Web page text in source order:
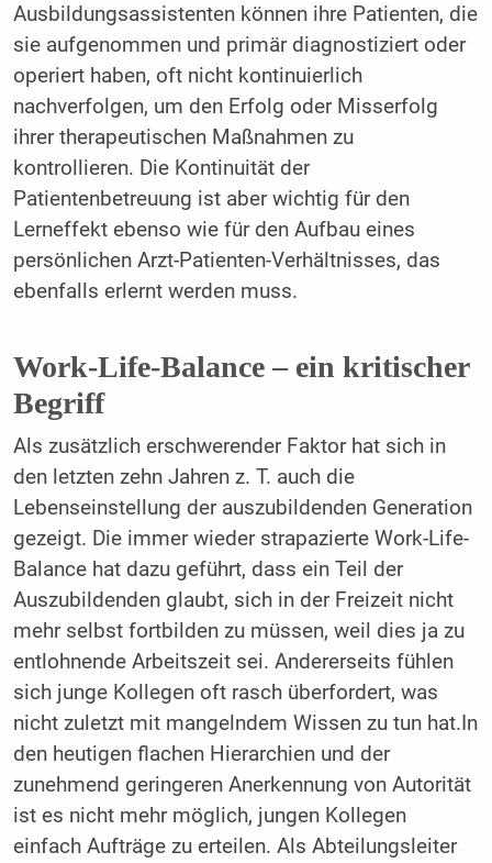
Ausbildungsassistenten können ihre Patienten, die
sie aufgenommen und primär diagnostiziert oder
operiert haben, oft nicht kontinuierlich
nachverfolgen, um den Erfolg oder Misserfolg
ihrer therapeutischen Maßnahmen zu
kontrollieren. Die Kontinuität der
Patientenbetreuung ist aber wichtig für den
Lerneffekt ebenso wie für den Aufbau eines
persönlichen Arzt-Patienten-Verhältnisses, das
ebenfalls erlernt werden muss.
Work-Life-Balance – ein kritischer
Begriff
Als zusätzlich erschwerender Faktor hat sich in
den letzten zehn Jahren z. T. auch die
Lebenseinstellung der auszubildenden Generation
gezeigt. Die immer wieder strapazierte Work-Life-
Balance hat dazu geführt, dass ein Teil der
Auszubildenden glaubt, sich in der Freizeit nicht
mehr selbst fortbilden zu müssen, weil dies ja zu
entlohnende Arbeitszeit sei. Andererseits fühlen
sich junge Kollegen oft rasch überfordert, was
nicht zuletzt mit mangelndem Wissen zu tun hat.In
den heutigen flachen Hierarchien und der
zunehmend geringeren Anerkennung von Autorität
ist es nicht mehr möglich, jungen Kollegen
einfach Aufträge zu erteilen. Als Abteilungsleiter